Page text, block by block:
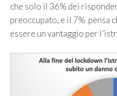
che solo il 36% dei
preoccupato, e il 7% pensa
essere un vantaggio per